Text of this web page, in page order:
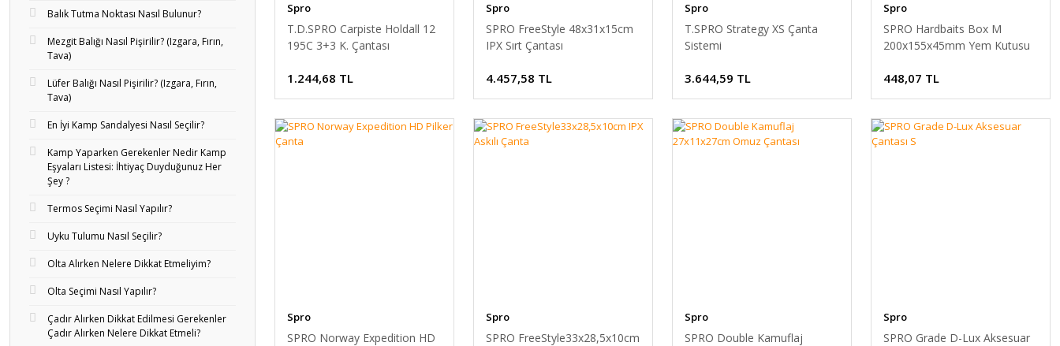
Balık Tutma Noktası Nasıl Bulunur?
Mezgit Balığı Nasıl Pişirilir? (Izgara, Fırın,
Tava)
Lüfer Balığı Nasıl Pişirilir? (Izgara, Fırın,
Tava)
En İyi Kamp Sandalyesi Nasıl Seçilir?
Kamp Yaparken Gerekenler Nedir Kamp
Eşyaları Listesi: İhtiyaç Duyduğunuz Her
Şey ?
Termos Seçimi Nasıl Yapılır?
Uyku Tulumu Nasıl Seçilir?
Olta Alırken Nelere Dikkat Etmeliyim?
Olta Seçimi Nasıl Yapılır?
Çadır Alırken Dikkat Edilmesi Gerekenler
Çadır Alırken Nelere Dikkat Etmeli?
Spro
T.D.SPRO Carpiste Holdall 12
195C 3+3 K. Çantası
1.244,68 TL
Spro
SPRO FreeStyle 48x31x15cm
IPX Sırt Çantası
4.457,58 TL
Spro
T.SPRO Strategy XS Çanta
Sistemi
3.644,59 TL
Spro
SPRO Hardbaits Box M
200x155x45mm Yem Kutusu
448,07 TL
Spro
SPRO Norway Expedition HD
Spro
SPRO FreeStyle33x28,5x10cm
Spro
SPRO Double Kamuflaj
Spro
SPRO Grade D-Lux Aksesuar